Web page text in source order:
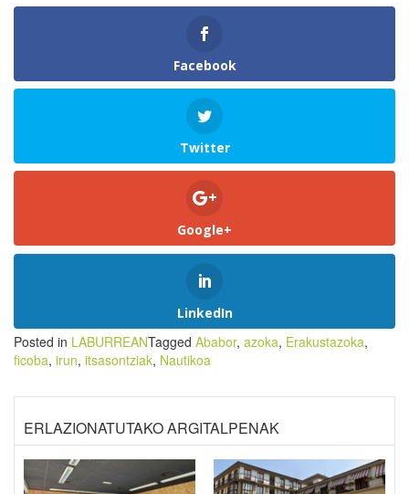
Facebook
Twitter
Google+
LinkedIn
Posted in LABURREANTagged Ababor, azoka, Erakustazoka,
ficoba, irun, itsasontziak, Nautikoa
ERLAZIONATUTAKO ARGITALPENAK